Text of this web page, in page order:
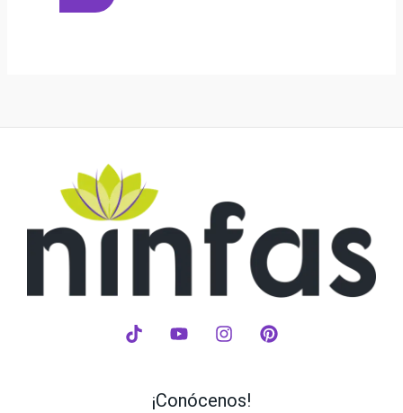
¡Conócenos!